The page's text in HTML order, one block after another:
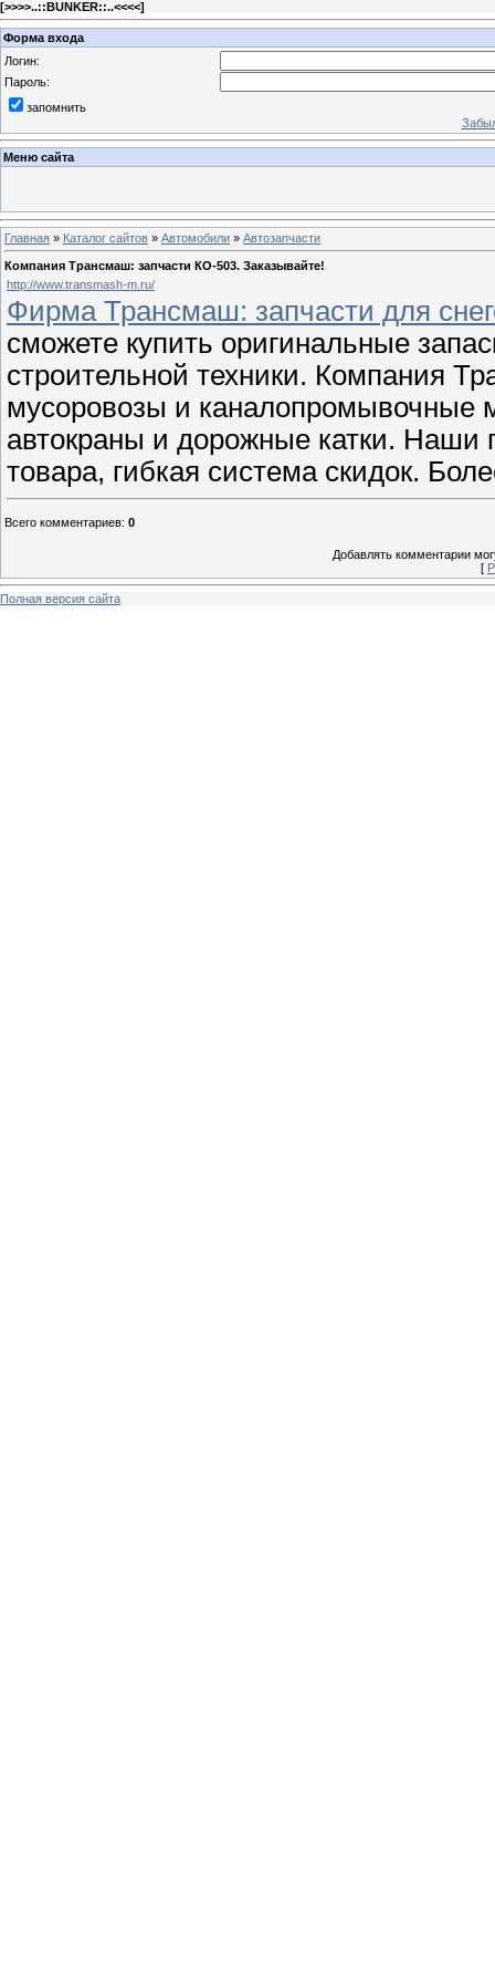
[>>>>..::BUNKER::..<<<<]
Форма входа
Логин:
Пароль:
запомнить
Меню сайта
Главная » Каталог сайтов » Автомобили » Автозапчасти
Компания Трансмаш: запчасти КО-503. Заказывайте!
http://www.transmash-m.ru/
Фирма Трансмаш: запчасти для
сможете купить оригинальные
строительной техники. Компания
мусоровозы и
автокраны и дорожные катки. Наши
товара, гибкая система скидок.
Всего комментариев: 0
Добавлять комментарии
[
Полная версия сайта